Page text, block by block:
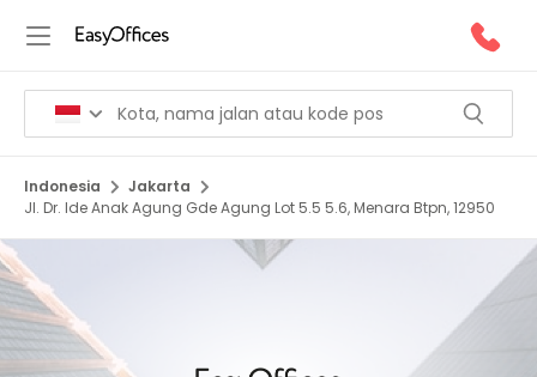
Indonesia
Jakarta
Jl. Dr. Ide Anak Agung Gde Agung Lot 5.5 5.6, Menara Btpn, 12950